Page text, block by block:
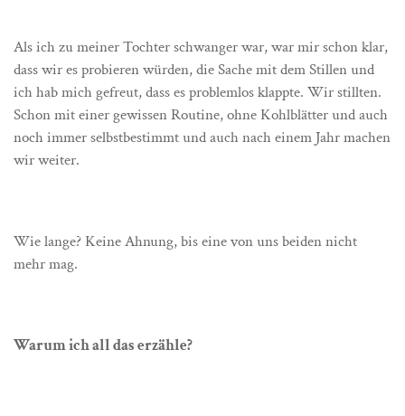
Als ich zu meiner Tochter schwanger war, war mir schon klar,
dass wir es probieren würden, die Sache mit dem Stillen und
ich hab mich gefreut, dass es problemlos klappte. Wir stillten.
Schon mit einer gewissen Routine, ohne Kohlblätter und auch
noch immer selbstbestimmt und auch nach einem Jahr machen
wir weiter.
Wie lange? Keine Ahnung, bis eine von uns beiden nicht
mehr mag.
Warum ich all das erzähle?